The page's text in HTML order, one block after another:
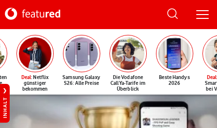
Deal: Netflix
günstiger
bekommen
Samsung Galaxy
S26: Alle Preise
Die Vodafone
CallYa-Tarife im
Überblick
Beste Handys
2026
Deal
bei
INHALT